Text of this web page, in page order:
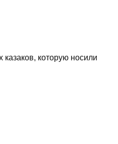
казаков, которую носили